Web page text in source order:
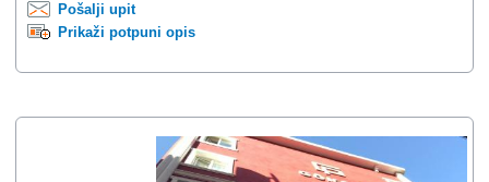
Pošalji upit
Prikaži potpuni opis